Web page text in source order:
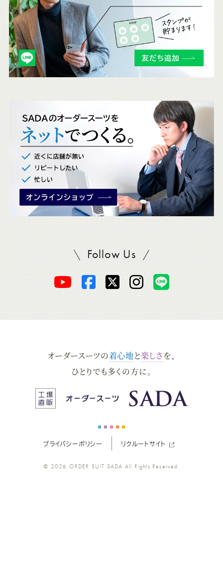
ら
も
チ
ェ
Follow UsSADAをフォロー
オ
ー
ス
ツ
オ
ー
ス
ー
オ
ー
ス
ー
ツ
オ
ー
ス
ツ
ス
ツ
オーダースーツの着心地と楽しさ を、
ひとりでも多くの方に。
プライバシーポリシー リクルートサイト
© 2026 ORDER SUIT SADA All Rights Reserved.